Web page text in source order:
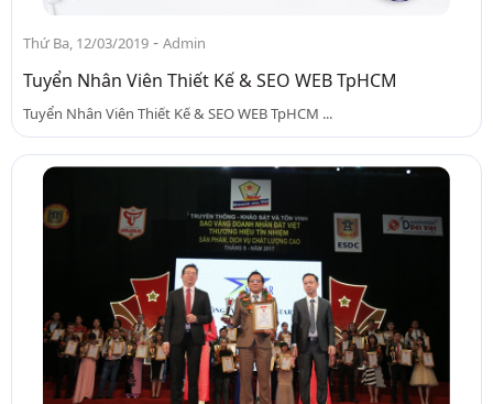
Thứ Ba, 12/03/2019 - Admin
Tuyển Nhân Viên Thiết Kế & SEO WEB TpHCM
Tuyển Nhân Viên Thiết Kế & SEO WEB TpHCM ...